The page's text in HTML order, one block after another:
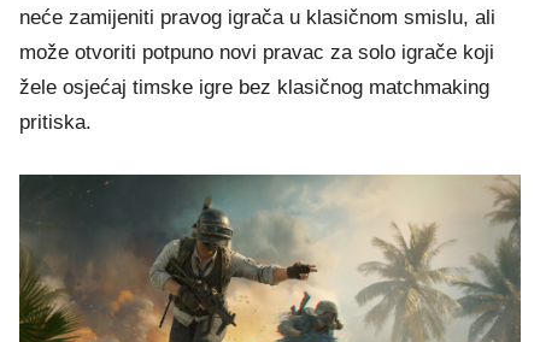
neće zamijeniti pravog igrača u klasičnom smislu, ali
može otvoriti potpuno novi pravac za solo igrače koji
žele osjećaj timske igre bez klasičnog matchmaking
pritiska.